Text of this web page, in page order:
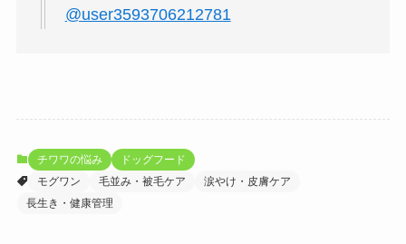
@user3593706212781
チワワの悩み
ドッグフード
モグワン
毛並み・被毛ケア
涙やけ・皮膚ケア
長生き・健康管理